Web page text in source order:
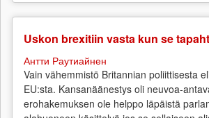
Uskon brexitiin vasta kun se
Антти Раутиайнен
Vain vähemmistö Britannian poliittisesta
EU:sta. Kansanäänestys oli neuvoa-
erohakemuksen ole helppo läpäistä